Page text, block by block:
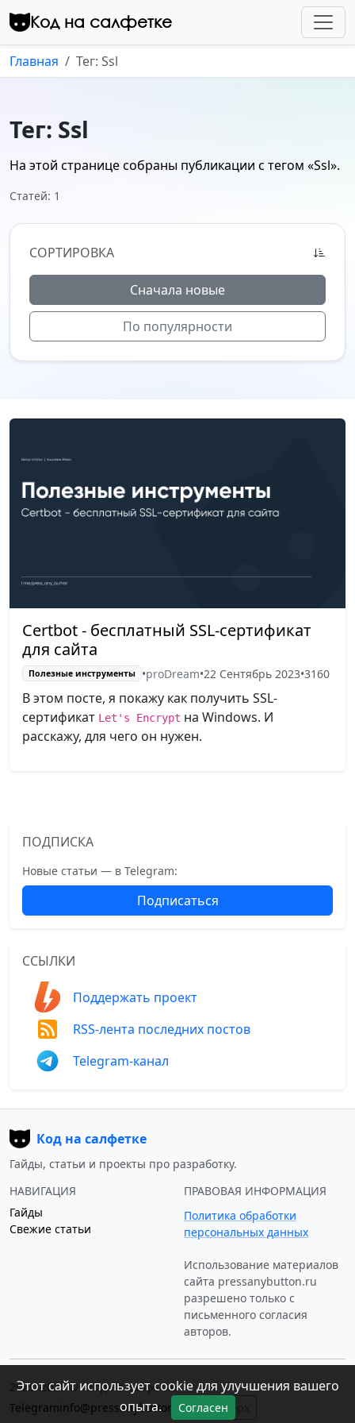
Перейти к контенту
Код на салфетке
Главная Тег: Ssl
Тег: Ssl
На этой странице собраны публикации с тегом «Ssl».
Статей: 1
СОРТИРОВКА
Сначала новые
По популярности
Certbot - бесплатный SSL-сертификат
для сайта
Полезные инструменты •proDream•22 Сентябрь 2023•3160
В этом посте, я покажу как получить SSL-
сертификат Let's Encrypt на Windows. И
расскажу, для чего он нужен.
ПОДПИСКА
Новые статьи — в Telegram:
Подписаться
ССЫЛКИ
Поддержать проект
RSS-лента последних постов
Telegram-канал
Код на салфетке
Гайды, статьи и проекты про разработку.
НАВИГАЦИЯ
Гайды
Свежие статьи
ПРАВОВАЯ ИНФОРМАЦИЯ
Политика обработки
персональных данных
Использование материалов
сайта pressanybutton.ru
разрешено только c
письменного согласия
авторов.
2023–2026 © «Код на салфетке»
Telegraminfo@pressanybutton.ru ↑ Наверх
Этот сайт использует cookie для улучшения вашего
опыта.
Согласен